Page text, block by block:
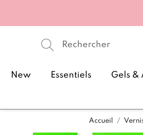
New Essentiels Gels &
Accueil